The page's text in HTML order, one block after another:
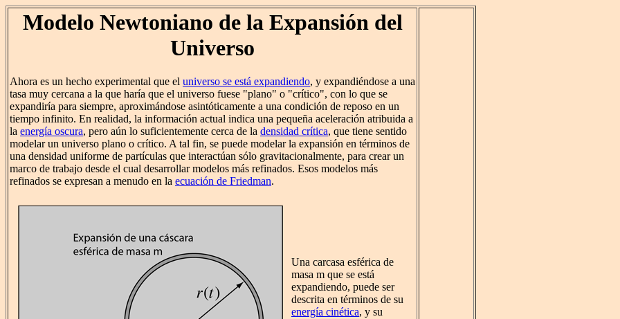
Modelo Newtoniano de la Expansión del
Universo
Ahora es un hecho experimental que el universo se está expandiendo, y expandiéndose a una
tasa muy cercana a la que haría que el universo fuese "plano" o "crítico", con lo que se
expandiría para siempre, aproximándose asintóticamente a una condición de reposo en un
tiempo infinito. En realidad, la información actual indica una pequeña aceleración atribuida a
la energía oscura, pero aún lo suficientemente cerca de la densidad crítica, que tiene sentido
modelar un universo plano o crítico. A tal fin, se puede modelar la expansión en términos de
una densidad uniforme de partículas que interactúan sólo gravitacionalmente, para crear un
marco de trabajo desde el cual desarrollar modelos más refinados. Esos modelos más
refinados se expresan a menudo en la ecuación de Friedman.
Una carcasa esférica de
masa m que se está
expandiendo, puede ser
descrita en términos de su
energía cinética, y su